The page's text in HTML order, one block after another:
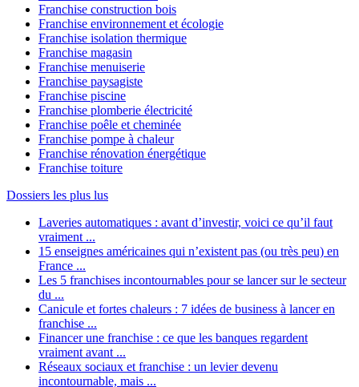
Franchise construction bois
Franchise environnement et écologie
Franchise isolation thermique
Franchise magasin
Franchise menuiserie
Franchise paysagiste
Franchise piscine
Franchise plomberie électricité
Franchise poêle et cheminée
Franchise pompe à chaleur
Franchise rénovation énergétique
Franchise toiture
Dossiers les plus lus
Laveries automatiques : avant d’investir, voici ce qu’il faut
vraiment ...
15 enseignes américaines qui n’existent pas (ou très peu) en
France ...
Les 5 franchises incontournables pour se lancer sur le secteur
du ...
Canicule et fortes chaleurs : 7 idées de business à lancer en
franchise ...
Financer une franchise : ce que les banques regardent
vraiment avant ...
Réseaux sociaux et franchise : un levier devenu
incontournable, mais ...